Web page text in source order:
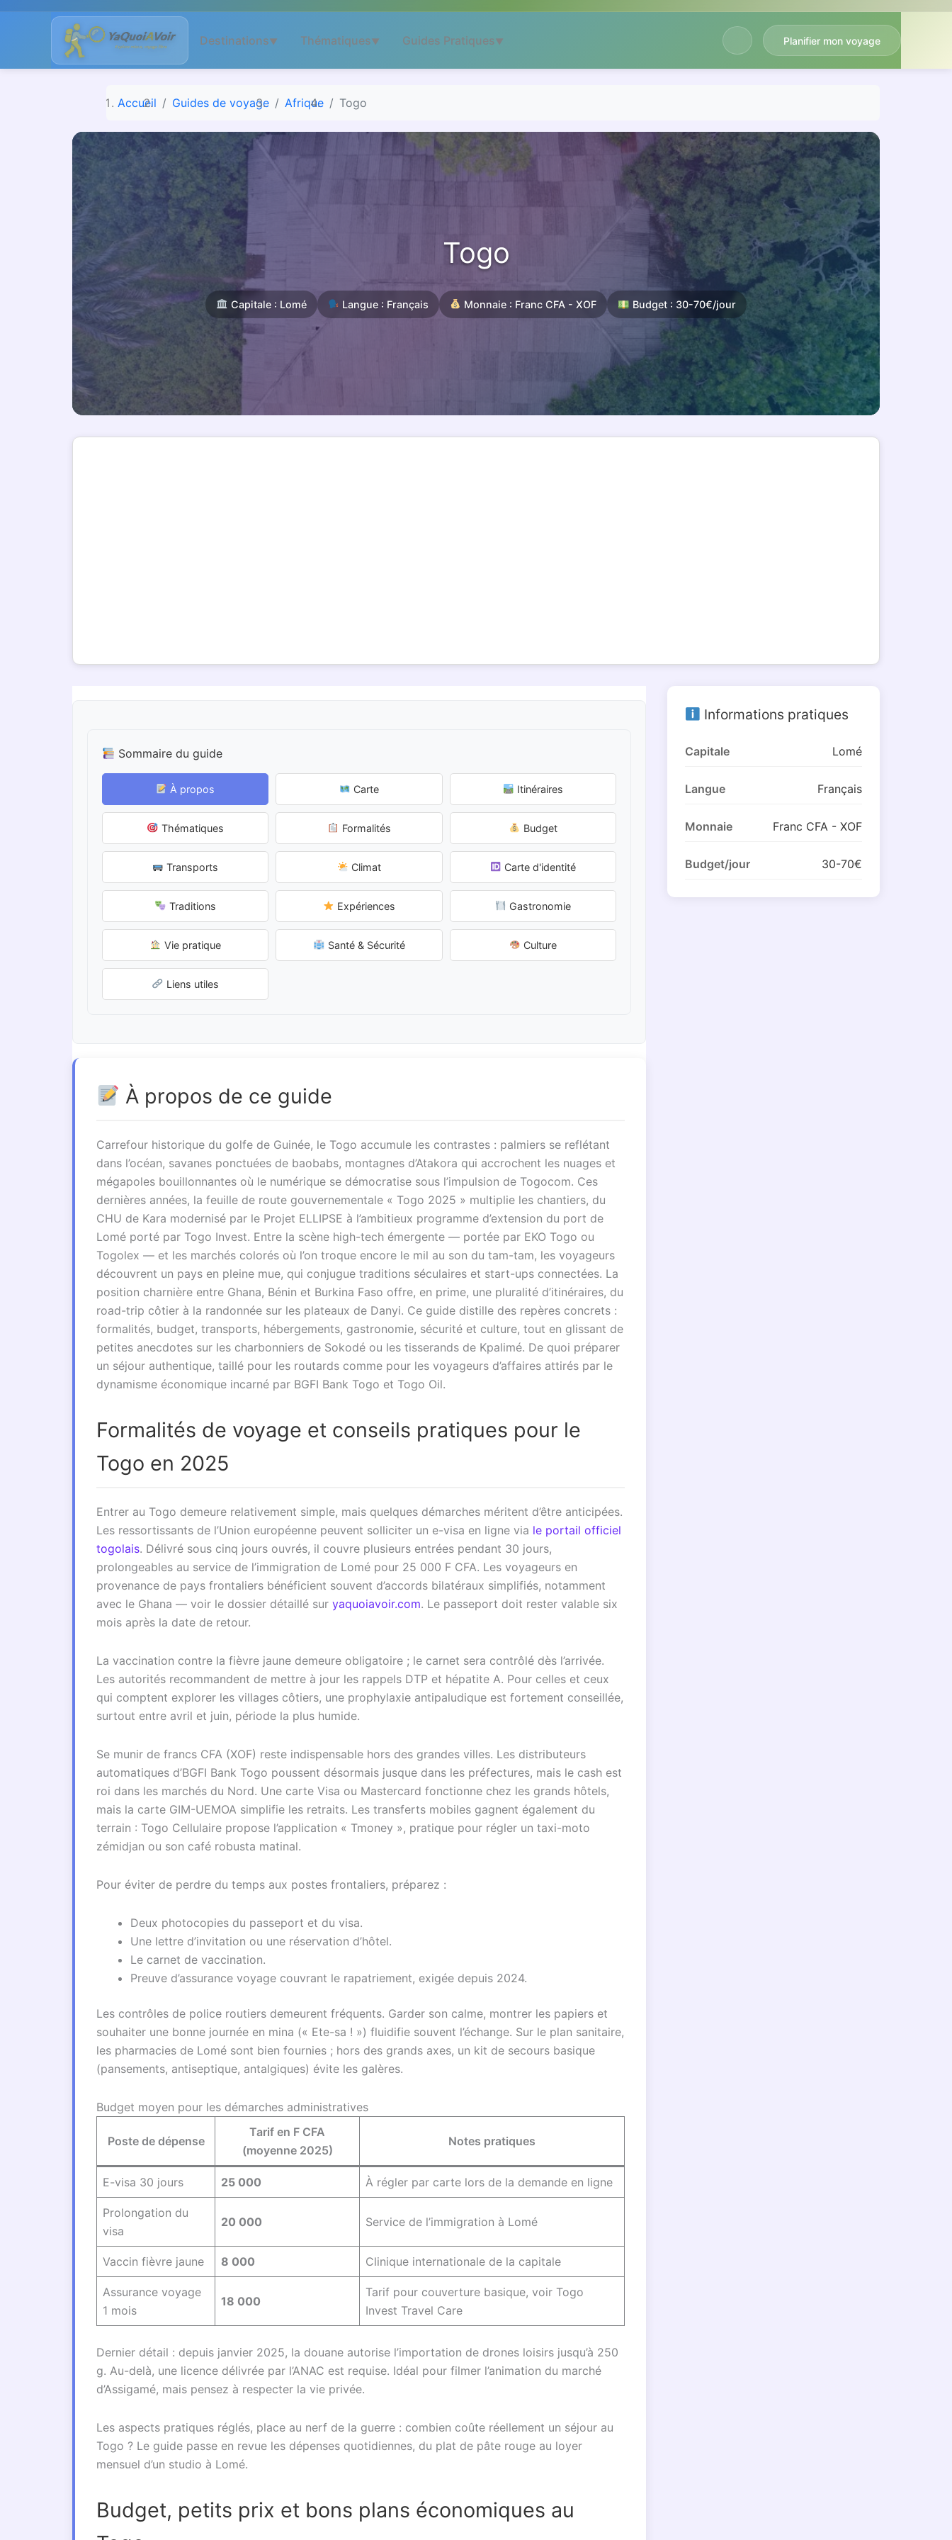
Aller
Destinations▼ Thématiques▼ Guides Pratiques ▼ Planifier mon voyage
Accueil Guides de voyage Afrique Togo
Togo
Capitale : Lomé Langue : Français Monnaie : Franc CFA - XOF Budget : 30-70€/jour
Sommaire du guide
À propos Carte Itinéraires
Thématiques Formalités Budget
Transports Climat Carte d'identité
Traditions Expériences Gastronomie
Vie pratique Santé & Sécurité Culture
Liens utiles
À propos de ce guide
Carrefour historique du golfe de Guinée, le Togo accumule les contrastes : palmiers se reflétant
dans l’océan, savanes ponctuées de baobabs, montagnes d’Atakora qui accrochent les nuages et
mégapoles bouillonnantes où le numérique se démocratise sous l’impulsion de Togocom. Ces
dernières années, la feuille de route gouvernementale « Togo 2025 » multiplie les chantiers, du
CHU de Kara modernisé par le Projet ELLIPSE à l’ambitieux programme d’extension du port de
Lomé porté par Togo Invest. Entre la scène high-tech émergente — portée par EKO Togo ou
Togolex — et les marchés colorés où l’on troque encore le mil au son du tam-tam, les voyageurs
découvrent un pays en pleine mue, qui conjugue traditions séculaires et start-ups connectées. La
position charnière entre Ghana, Bénin et Burkina Faso offre, en prime, une pluralité d’itinéraires, du
road-trip côtier à la randonnée sur les plateaux de Danyi. Ce guide distille des repères concrets :
formalités, budget, transports, hébergements, gastronomie, sécurité et culture, tout en glissant de
petites anecdotes sur les charbonniers de Sokodé ou les tisserands de Kpalimé. De quoi préparer
un séjour authentique, taillé pour les routards comme pour les voyageurs d’affaires attirés par le
dynamisme économique incarné par BGFI Bank Togo et Togo Oil.
Formalités de voyage et conseils pratiques pour le
Togo en 2025
Entrer au Togo demeure relativement simple, mais quelques démarches méritent d’être anticipées.
Les ressortissants de l’Union européenne peuvent solliciter un e-visa en ligne via le portail officiel
togolais. Délivré sous cinq jours ouvrés, il couvre plusieurs entrées pendant 30 jours,
prolongeables au service de l’immigration de Lomé pour 25 000 F CFA. Les voyageurs en
provenance de pays frontaliers bénéficient souvent d’accords bilatéraux simplifiés, notamment
avec le Ghana — voir le dossier détaillé sur yaquoiavoir.com. Le passeport doit rester valable six
mois après la date de retour.
La vaccination contre la fièvre jaune demeure obligatoire ; le carnet sera contrôlé dès l’arrivée.
Les autorités recommandent de mettre à jour les rappels DTP et hépatite A. Pour celles et ceux
qui comptent explorer les villages côtiers, une prophylaxie antipaludique est fortement conseillée,
surtout entre avril et juin, période la plus humide.
Se munir de francs CFA (XOF) reste indispensable hors des grandes villes. Les distributeurs
automatiques d’BGFI Bank Togo poussent désormais jusque dans les préfectures, mais le cash est
roi dans les marchés du Nord. Une carte Visa ou Mastercard fonctionne chez les grands hôtels,
mais la carte GIM-UEMOA simplifie les retraits. Les transferts mobiles gagnent également du
terrain : Togo Cellulaire propose l’application « Tmoney », pratique pour régler un taxi-moto
zémidjan ou son café robusta matinal.
Pour éviter de perdre du temps aux postes frontaliers, préparez :
Deux photocopies du passeport et du visa.
Une lettre d’invitation ou une réservation d’hôtel.
Le carnet de vaccination.
Preuve d’assurance voyage couvrant le rapatriement, exigée depuis 2024.
Les contrôles de police routiers demeurent fréquents. Garder son calme, montrer les papiers et
souhaiter une bonne journée en mina (« Ete-sa ! ») fluidifie souvent l’échange. Sur le plan sanitaire,
les pharmacies de Lomé sont bien fournies ; hors des grands axes, un kit de secours basique
(pansements, antiseptique, antalgiques) évite les galères.
Budget moyen pour les démarches administratives
Poste de dépense
Tarif en F CFA
(moyenne 2025)
Notes pratiques
E-visa 30 jours 25 000 À régler par carte lors de la demande en ligne
Prolongation du
visa
20 000 Service de l’immigration à Lomé
Vaccin fièvre jaune 8 000 Clinique internationale de la capitale
Assurance voyage
1 mois
18 000
Tarif pour couverture basique, voir Togo
Invest Travel Care
Dernier détail : depuis janvier 2025, la douane autorise l’importation de drones loisirs jusqu’à 250
g. Au-delà, une licence délivrée par l’ANAC est requise. Idéal pour filmer l’animation du marché
d’Assigamé, mais pensez à respecter la vie privée.
Les aspects pratiques réglés, place au nerf de la guerre : combien coûte réellement un séjour au
Togo ? Le guide passe en revue les dépenses quotidiennes, du plat de pâte rouge au loyer
mensuel d’un studio à Lomé.
Budget, petits prix et bons plans économiques au
Informations pratiques
Capitale Lomé
Langue Français
Monnaie Franc CFA - XOF
Budget/jour 30-70€